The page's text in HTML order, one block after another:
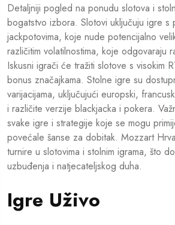
Detaljniji pogled na ponudu slotova i
bogatstvo izbora. Slotovi uključuju igre s
jackpotovima, koje nude potencijalno
različitim volatilnostima, koje odgovaraju
Iskusni igrači će tražiti slotove s visokim
bonus značajkama. Stolne igre su
varijacijama, uključujući europski,
i različite verzije blackjacka i pokera.
svake igre i strategije koje se mogu
povećale šanse za dobitak. Mozzart
turnire u slotovima i stolnim igrama, što
uzbuđenja i natjecateljskog duha.
Igre Uživo